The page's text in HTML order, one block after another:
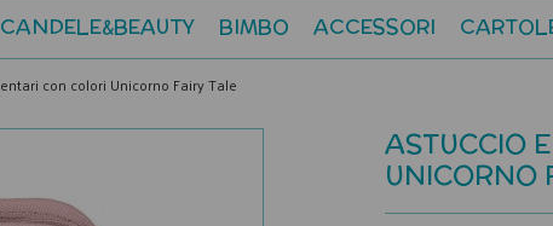
CANDELE&BEAUTY BIMBO ACCESSORI
con colori Unicorno Fairy Tale
ASTUCCIO
UNICORNO